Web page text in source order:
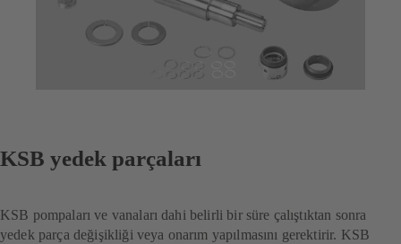
KSB yedek parçaları
KSB pompaları ve vanaları dahi belirli bir süre çalıştıktan sonra
yedek parça değişikliği veya onarım yapılmasını gerektirir. KSB